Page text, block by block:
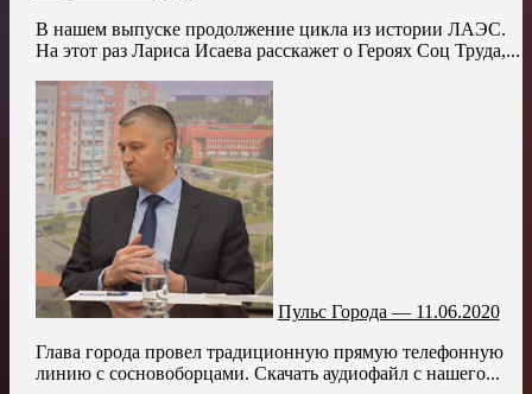
В нашем выпуске продолжение цикла из истории ЛАЭС.
На этот раз Лариса Исаева расскажет о Героях Соц Труда,...
Пульс Города — 11.06.2020
Глава города провел традиционную прямую телефонную
линию с сосновоборцами. Скачать аудиофайл с нашего...